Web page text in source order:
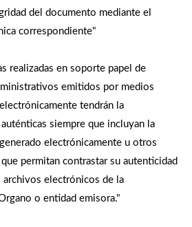
del documento mediante el
correspondiente"
realizadas en soporte papel de
emitidos por medios
tendrán la
siempre que incluyan la
electrónicamente u otros
permitan contrastar su autenticidad
archivos electrónicos de la
o entidad emisora."